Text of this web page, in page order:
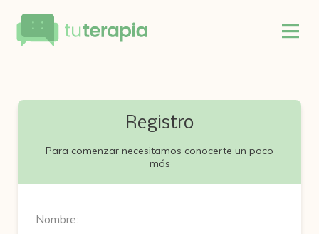
Registro
Para comenzar necesitamos conocerte un poco
más
Nombre: